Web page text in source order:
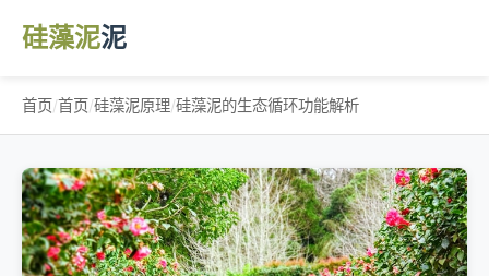
硅藻泥泥
首页/首页/硅藻泥原理/硅藻泥的生态循环功能解析